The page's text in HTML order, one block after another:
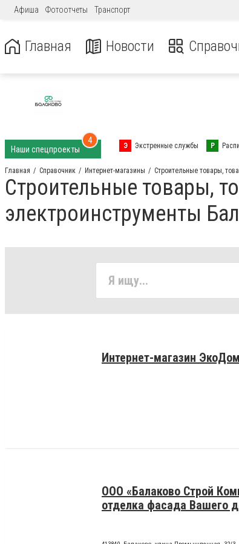
Афиша Фотоотчеты Транспорт
Главная Новости
Наши спецпроекты
4
Э Экстренные службы Р
Главная Справочник Интернет-магазины Строительные товары,
Строительные товары,
электроинструменты
Интернет-магазин
ООО «Балаково Строй
отделка фасада Вашего